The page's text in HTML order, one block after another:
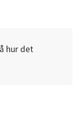
hur det